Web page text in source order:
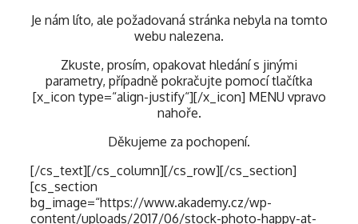
Je nám líto, ale požadovaná stránka nebyla na tomto
webu nalezena.
Zkuste, prosím, opakovat hledání s jinými
parametry, případně pokračujte pomocí tlačítka
[x_icon type=“align-justify“][/x_icon] MENU vpravo
nahoře.
Děkujeme za pochopení.
[/cs_text][/cs_column][/cs_row][/cs_section]
[cs_section
bg_image=“https://www.akademy.cz/wp-
content/uploads/2017/06/stock-photo-happy-at-